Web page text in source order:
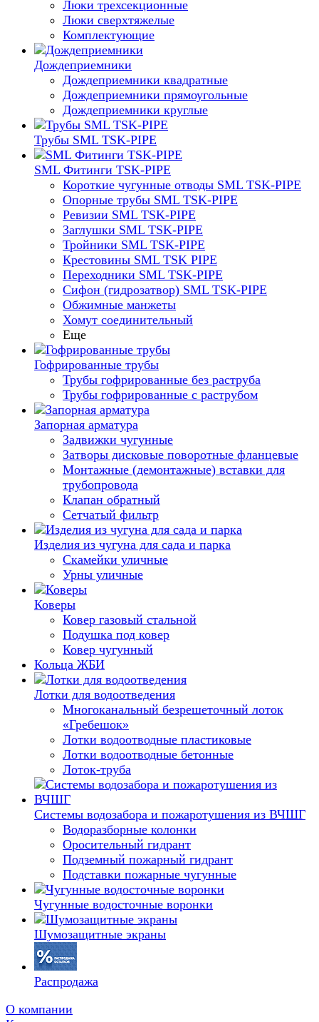
Люки трехсекционные
Люки сверхтяжелые
Комплектующие
Дождеприемники
Дождеприемники квадратные
Дождеприемники прямоугольные
Дождеприемники круглые
Трубы SML TSK-PIPE
SML Фитинги TSK-PIPE
Короткие чугунные отводы SML TSK-PIPE
Опорные трубы SML TSK-PIPE
Ревизии SML TSK-PIPE
Заглушки SML TSK-PIPE
Тройники SML TSK-PIPE
Крестовины SML TSK PIPE
Переходники SML TSK-PIPE
Сифон (гидрозатвор) SML TSK-PIPE
Обжимные манжеты
Хомут соединительный
Еще
Гофрированные трубы
Трубы гофрированные без раструба
Трубы гофрированные с раструбом
Запорная арматура
Задвижки чугунные
Затворы дисковые поворотные фланцевые
Монтажные (демонтажные) вставки для
трубопровода
Клапан обратный
Сетчатый фильтр
Изделия из чугуна для сада и парка
Скамейки уличные
Урны уличные
Коверы
Ковер газовый стальной
Подушка под ковер
Ковер чугунный
Кольца ЖБИ
Лотки для водоотведения
Многоканальный безрешеточный лоток
«Гребешок»
Лотки водоотводные пластиковые
Лотки водоотводные бетонные
Лоток-труба
Системы водозабора и пожаротушения из ВЧШГ
Водоразборные колонки
Оросительный гидрант
Подземный пожарный гидрант
Подставки пожарные чугунные
Чугунные водосточные воронки
Шумозащитные экраны
Распродажа
О компании